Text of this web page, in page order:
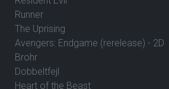
Runner
The Uprising
Avengers: Endgame (rerelease) - 2D
Brohr
Dobbeltfejl
Heart of the Beast